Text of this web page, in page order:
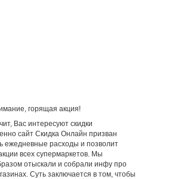
горящая акция!
Вас интересуют скидки
сайт Скидка Онлайн призван
ежедневные расходы и позволит
всех супермаркетов. Мы
отыскали и собрали инфу про
Суть заключается в том, чтобы